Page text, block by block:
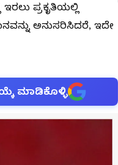
ಪ್ರಕೃತಿಯಲ್ಲಿ
ಅನುಸರಿಸಿದರೆ, ಇದೇ
ಮಾಡಿಕೊಳ್ಳಿ